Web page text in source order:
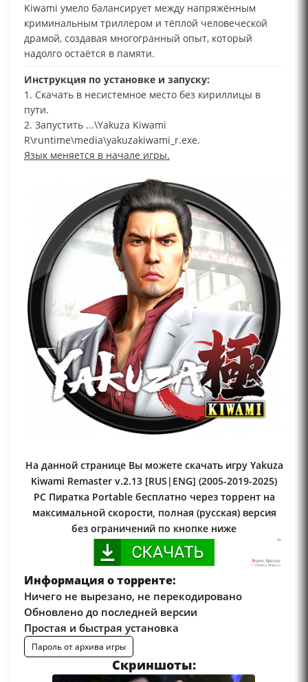
Kiwami умело балансирует между напряжённым
криминальным триллером и тёплой человеческой
драмой, создавая многогранный опыт, который
надолго остаётся в памяти.
Инструкция по установке и запуску:
1. Скачать в несистемное место без кириллицы в
пути.
2. Запустить ...\Yakuza Kiwami
R\runtime\media\yakuzakiwami_r.exe.
Язык меняется в начале игры.
На данной странице Вы можете скачать игру Yakuza
Kiwami Remaster v.2.13 [RUS|ENG] (2005-2019-2025)
PC Пиратка Portable бесплатно через торрент на
максимальной скорости, полная (русская) версия
без ограничений по кнопке ниже
Информация о торренте:
Ничего не вырезано, не перекодировано
Обновлено до последней версии
Простая и быстрая установка
Пароль от архива игры
Скриншоты: